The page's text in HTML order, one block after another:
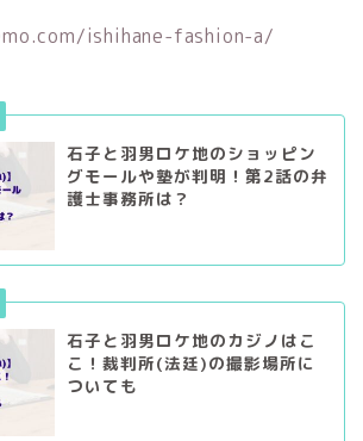
ishihane-fashion-a/
石子と羽男ロケ地のショッピン
グモールや塾が判明！第2話の弁
護士事務所は？
石子と羽男ロケ地のカジノはこ
こ！裁判所(法廷)の撮影場所に
ついても